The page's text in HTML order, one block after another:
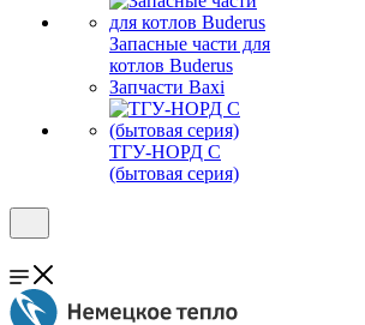
Запасные части для
котлов Buderus
Запчасти Baxi
ТГУ-НОРД С
(бытовая серия)